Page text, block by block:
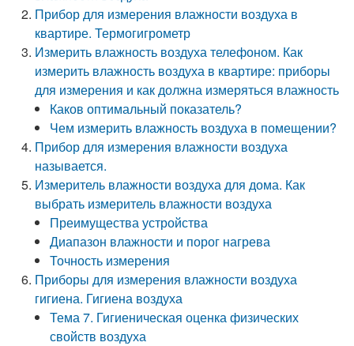
Прибор для измерения влажности воздуха в
квартире. Термогигрометр
Измерить влажность воздуха телефоном. Как
измерить влажность воздуха в квартире: приборы
для измерения и как должна измеряться влажность
Каков оптимальный показатель?
Чем измерить влажность воздуха в помещении?
Прибор для измерения влажности воздуха
называется.
Измеритель влажности воздуха для дома. Как
выбрать измеритель влажности воздуха
Преимущества устройства
Диапазон влажности и порог нагрева
Точность измерения
Приборы для измерения влажности воздуха
гигиена. Гигиена воздуха
Тема 7. Гигиеническая оценка физических
свойств воздуха